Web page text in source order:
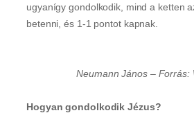
ugyanígy gondolkodik, mind a ketten
betenni, és 1-1 pontot kapnak.
Neumann János – Forrás:
Hogyan gondolkodik Jézus?